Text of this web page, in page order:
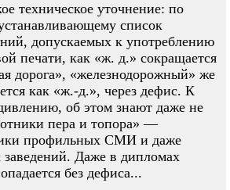
техническое уточнение: по
список
допускаемых к употреблению
печати, как «ж. д.» сокращается
дорога», «железнодорожный» же
как «ж.-д.», через дефис. К
об этом знают даже не
пера и топора» —
профильных СМИ и даже
заведений. Даже в дипломах
без дефиса...